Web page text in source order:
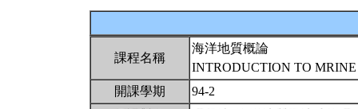
課程名稱
海洋地質概論
INTRODUCTION TO
開課學期
94-2